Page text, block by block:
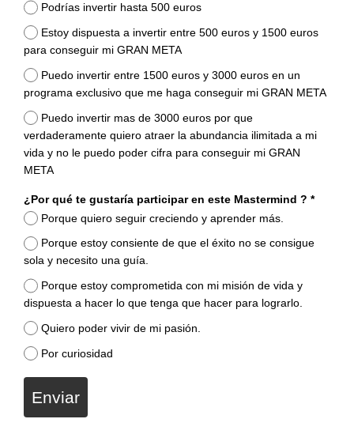
Podrías invertir hasta 500 euros
Estoy dispuesta a invertir entre 500 euros y 1500 euros
para conseguir mi GRAN META
Puedo invertir entre 1500 euros y 3000 euros en un
programa exclusivo que me haga conseguir mi GRAN META
Puedo invertir mas de 3000 euros por que
verdaderamente quiero atraer la abundancia ilimitada a mi
vida y no le puedo poder cifra para conseguir mi GRAN
META
¿Por qué te gustaría participar en este Mastermind ? *
Porque quiero seguir creciendo y aprender más.
Porque estoy consiente de que el éxito no se consigue
sola y necesito una guía.
Porque estoy comprometida con mi misión de vida y
dispuesta a hacer lo que tenga que hacer para lograrlo.
Quiero poder vivir de mi pasión.
Por curiosidad
Enviar